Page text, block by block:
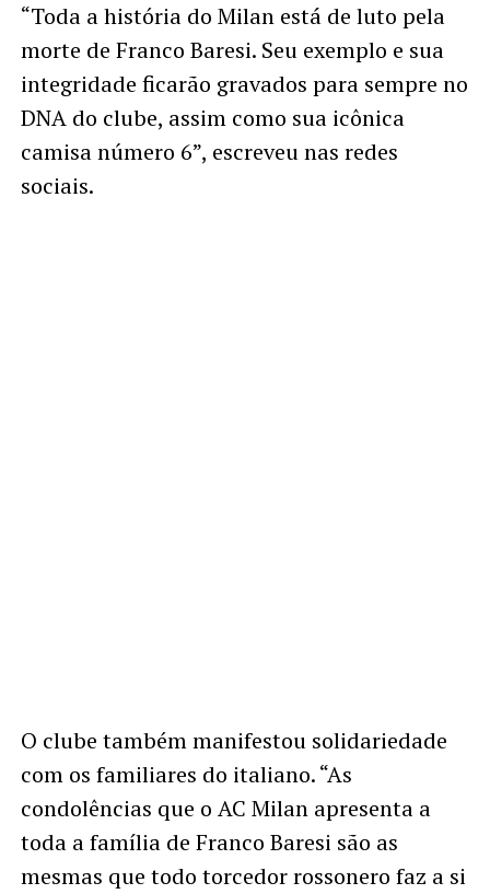
“Toda a história do Milan está de luto pela
morte de Franco Baresi. Seu exemplo e sua
integridade ficarão gravados para sempre no
DNA do clube, assim como sua icônica
camisa número 6”, escreveu nas redes
sociais.
O clube também manifestou solidariedade
com os familiares do italiano. “As
condolências que o AC Milan apresenta a
toda a família de Franco Baresi são as
mesmas que todo torcedor rossonero faz a si